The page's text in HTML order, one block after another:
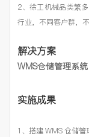
2、徐工机械品类繁
行业，不同客户群，
解决方案
WMS仓储管理系统
实施成果
1、搭建 WMS 仓储管